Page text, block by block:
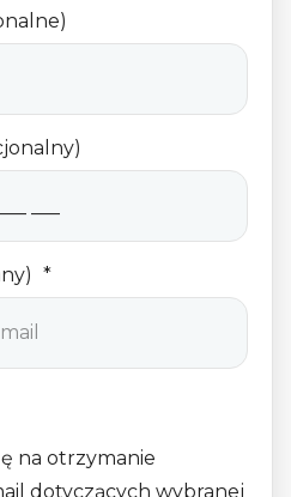
*
na otrzymanie
dotyczących wybranej